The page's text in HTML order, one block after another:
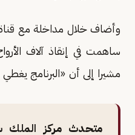
وأضاف خلال مداخلة مع
ساهمت في إنقاذ آلاف
مشيرا إلى أن «البرنامج يغطي
متحدث مركز الملك